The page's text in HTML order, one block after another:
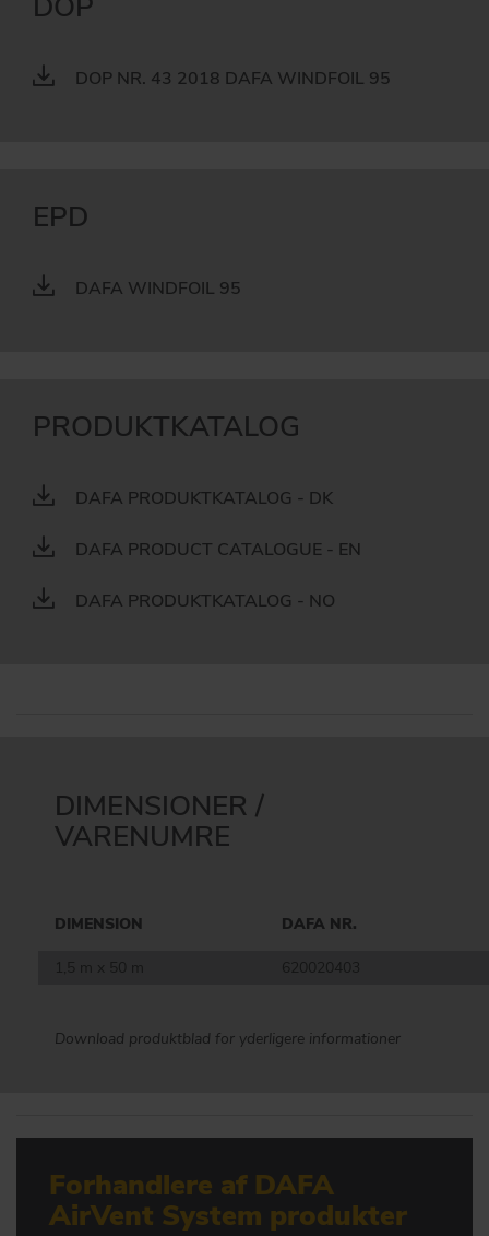
DOP NR. 43 2018 DAFA WINDFOIL 95
EPD
DAFA WINDFOIL 95
PRODUKTKATALOG
DAFA PRODUKTKATALOG - DK
DAFA PRODUCT CATALOGUE - EN
DAFA PRODUKTKATALOG - NO
DIMENSIONER /
VARENUMRE
DIMENSION DAFA NR.
Download produktblad for yderligere informationer
Forhandlere af DAFA
AirVent System produkter